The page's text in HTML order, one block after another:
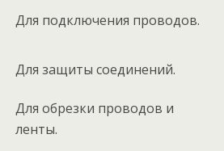
Для подключения проводов.
Для защиты соединений.
Для обрезки проводов и
ленты.